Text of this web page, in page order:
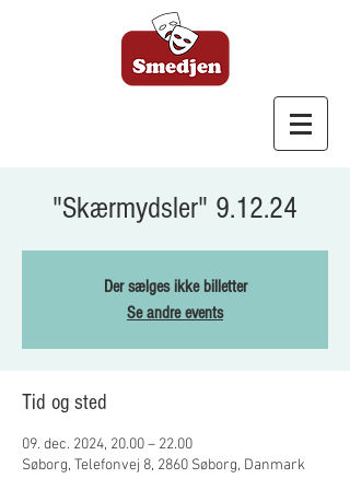
"Skærmydsler" 9.12.24
Der sælges ikke billetter
Se andre events
Tid og sted
09. dec. 2024, 20.00 – 22.00
Søborg, Telefonvej 8, 2860 Søborg, Danmark